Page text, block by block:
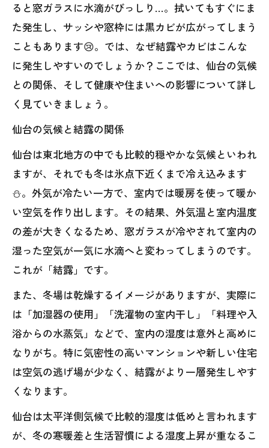
ると窓ガラスに水滴がびっしり…。拭いてもすぐにま
た発生し、サッシや窓枠には黒カビが広がってしまう
こともあります😢。では、なぜ結露やカビはこんな
に発生しやすいのでしょうか？ここでは、仙台の気候
との関係、そして健康や住まいへの影響について詳し
く見ていきましょう。
仙台の気候と結露の関係
仙台は東北地方の中でも比較的穏やかな気候といわれ
ますが、それでも冬は氷点下近くまで冷え込みます
⛄。外気が冷たい一方で、室内では暖房を使って暖か
い空気を作り出します。その結果、外気温と室内温度
の差が大きくなるため、窓ガラスが冷やされて室内の
湿った空気が一気に水滴へと変わってしまうのです。
これが「結露」です。
また、冬場は乾燥するイメージがありますが、実際に
は「加湿器の使用」「洗濯物の室内干し」「料理や入
浴からの水蒸気」などで、室内の湿度は意外と高めに
なりがち。特に気密性の高いマンションや新しい住宅
は空気の逃げ場が少なく、結露がより一層発生しやす
くなります。
仙台は太平洋側気候で比較的湿度は低めと言われます
が、冬の寒暖差と生活習慣による湿度上昇が重なるこ